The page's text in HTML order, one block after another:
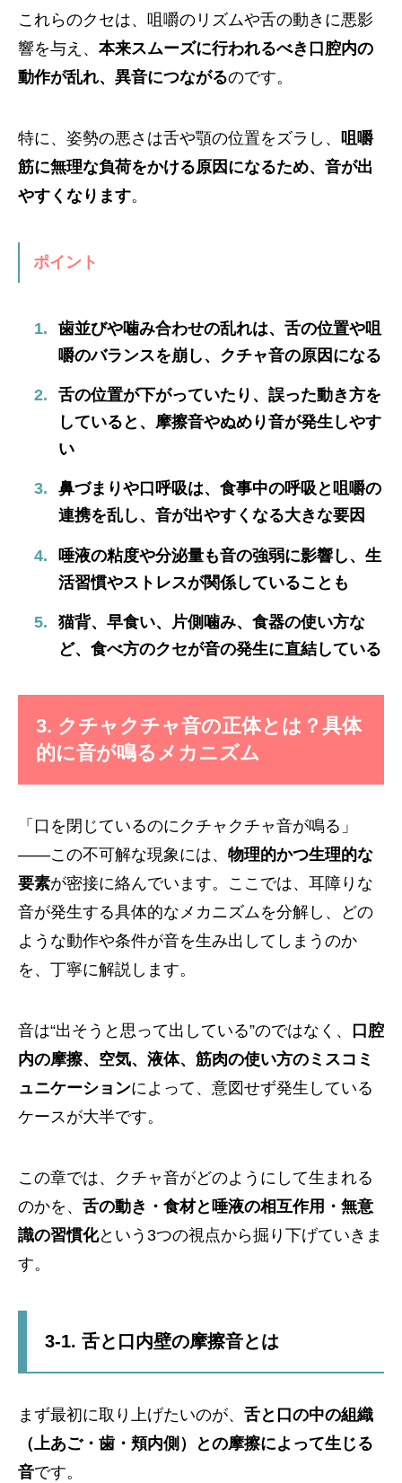
これらのクセは、咀嚼のリズムや舌の動きに悪影
響を与え、 本来スムーズに行われるべき口腔内の
動作が乱れ、異音につながるのです。
特に、姿勢の悪さは舌や顎の位置をズラし、 咀嚼
筋に無理な負荷をかける原因になるため、音が出
やすくなります。
ポイント
歯並びや噛み合わせの乱れは、舌の位置や咀
嚼のバランスを崩し、クチャ音の原因になる
舌の位置が下がっていたり、誤った動き方を
していると、摩擦音やぬめり音が発生しやす
い
鼻づまりや口呼吸は、食事中の呼吸と咀嚼の
連携を乱し、音が出やすくなる大きな要因
唾液の粘度や分泌量も音の強弱に影響し、生
活習慣やストレスが関係していることも
猫背、早食い、片側噛み、食器の使い方な
ど、食べ方のクセが音の発生に直結している
3. クチャクチャ音の正体とは？具体
的に音が鳴るメカニズム
「口を閉じているのにクチャクチャ音が鳴る」
——この不可解な現象には、 物理的かつ生理的な
要素が密接に絡んでいます。ここでは、耳障りな
音が発生する具体的なメカニズムを分解し、どの
ような動作や条件が音を生み出してしまうのか
を、丁寧に解説します。
音は“出そうと思って出している”のではなく、
口腔
内の摩擦、空気、液体、筋肉の使い方のミスコミ
ュニケーションによって、意図せず発生している
ケースが大半です。
この章では、クチャ音がどのようにして生まれる
のかを、 舌の動き・食材と唾液の相互作用・無意
識の習慣化という3つの視点から掘り下げていきま
す。
3-1. 舌と口内壁の摩擦音とは
まず最初に取り上げたいのが、 舌と口の中の組織
（上あご・歯・頬内側）との摩擦によって生じる
音です。